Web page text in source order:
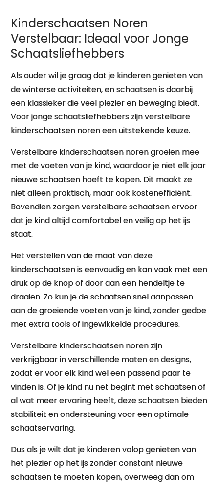
Kinderschaatsen Noren
Verstelbaar: Ideaal voor Jonge
Schaatsliefhebbers
Als ouder wil je graag dat je kinderen genieten van
de winterse activiteiten, en schaatsen is daarbij
een klassieker die veel plezier en beweging biedt.
Voor jonge schaatsliefhebbers zijn verstelbare
kinderschaatsen noren een uitstekende keuze.
Verstelbare kinderschaatsen noren groeien mee
met de voeten van je kind, waardoor je niet elk jaar
nieuwe schaatsen hoeft te kopen. Dit maakt ze
niet alleen praktisch, maar ook kostenefficiënt.
Bovendien zorgen verstelbare schaatsen ervoor
dat je kind altijd comfortabel en veilig op het ijs
staat.
Het verstellen van de maat van deze
kinderschaatsen is eenvoudig en kan vaak met een
druk op de knop of door aan een hendeltje te
draaien. Zo kun je de schaatsen snel aanpassen
aan de groeiende voeten van je kind, zonder gedoe
met extra tools of ingewikkelde procedures.
Verstelbare kinderschaatsen noren zijn
verkrijgbaar in verschillende maten en designs,
zodat er voor elk kind wel een passend paar te
vinden is. Of je kind nu net begint met schaatsen of
al wat meer ervaring heeft, deze schaatsen bieden
stabiliteit en ondersteuning voor een optimale
schaatservaring.
Dus als je wilt dat je kinderen volop genieten van
het plezier op het ijs zonder constant nieuwe
schaatsen te moeten kopen, overweeg dan om